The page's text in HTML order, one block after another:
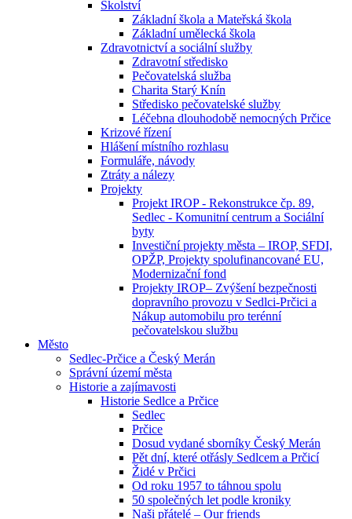
Školství
Základní škola a Mateřská škola
Základní umělecká škola
Zdravotnictví a sociální služby
Zdravotní středisko
Pečovatelská služba
Charita Starý Knín
Středisko pečovatelské služby
Léčebna dlouhodobě nemocných Prčice
Krizové řízení
Hlášení místního rozhlasu
Formuláře, návody
Ztráty a nálezy
Projekty
Projekt IROP - Rekonstrukce čp. 89,
Sedlec - Komunitní centrum a Sociální
byty
Investiční projekty města – IROP, SFDI,
OPŽP, Projekty spolufinancované EU,
Modernizační fond
Projekty IROP– Zvýšení bezpečnosti
dopravního provozu v Sedlci-Prčici a
Nákup automobilu pro terénní
pečovatelskou službu
Město
Sedlec-Prčice a Český Merán
Správní území města
Historie a zajímavosti
Historie Sedlce a Prčice
Sedlec
Prčice
Dosud vydané sborníky Český Merán
Pět dní, které otřásly Sedlcem a Prčicí
Židé v Prčici
Od roku 1957 to táhnou spolu
50 společných let podle kroniky
Naši přátelé – Our friends